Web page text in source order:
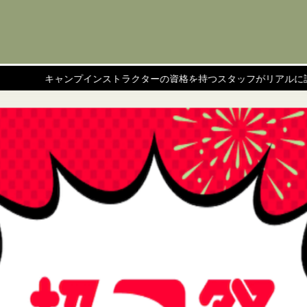
ンストラクターの資格を持つスタッフがリアルに評価した商品を紹